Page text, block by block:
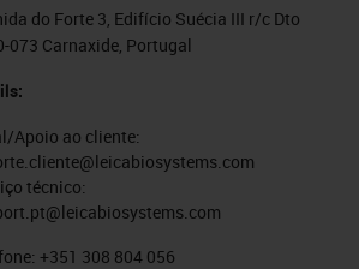
do Forte 3, Edifício Suécia III r/c Dto
073 Carnaxide, Portugal
Apoio ao cliente:
técnico:
+351 308 804 056